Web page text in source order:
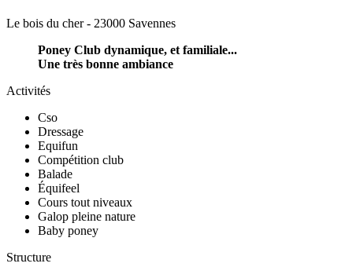
Le bois du cher - 23000 Savennes
Poney Club dynamique, et familiale...
Une très bonne ambiance
Activités
Cso
Dressage
Equifun
Compétition club
Balade
Équifeel
Cours tout niveaux
Galop pleine nature
Baby poney
Structure